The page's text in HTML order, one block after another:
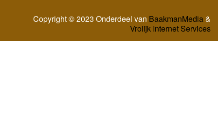
Copyright © 2023 Onderdeel van BaakmanMedia&
Vrolijk Internet Services